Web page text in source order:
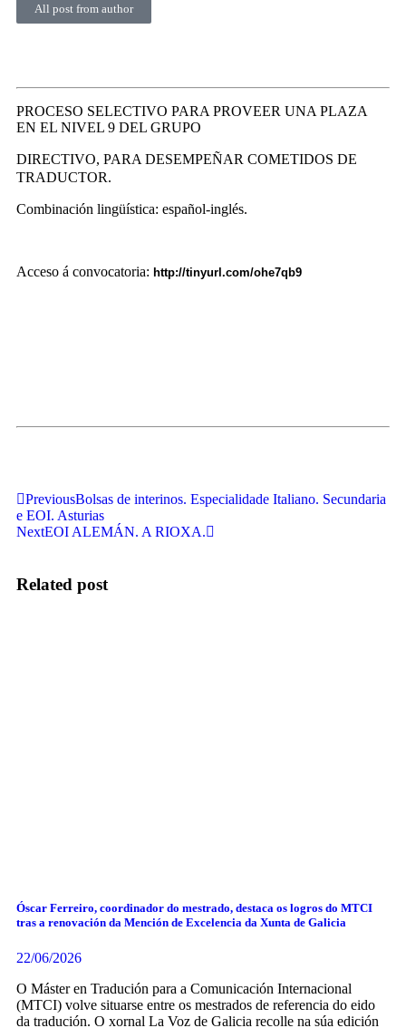
All post from author
PROCESO SELECTIVO PARA PROVEER UNA PLAZA
EN EL NIVEL 9 DEL GRUPO
DIRECTIVO, PARA DESEMPEÑAR COMETIDOS DE
TRADUCTOR.
Combinación lingüística: español-inglés.
Acceso á convocatoria: http://tinyurl.com/ohe7qb9
PreviousBolsas de interinos. Especialidade Italiano. Secundaria
e EOI. Asturias
NextEOI ALEMÁN. A RIOXA.
Related post
Óscar Ferreiro, coordinador do mestrado, destaca os logros do MTCI
tras a renovación da Mención de Excelencia da Xunta de Galicia
22/06/2026
O Máster en Tradución para a Comunicación Internacional
(MTCI) volve situarse entre os mestrados de referencia do eido
da tradución. O xornal La Voz de Galicia recolle na súa edición